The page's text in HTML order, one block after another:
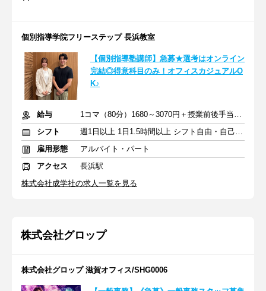
個別指導学院フリーステップ 長浜教室
【個別指導塾講師】急募★選考はオンライン
完結◎得意科目のみ！オフィスカジュアルO
K♪
給与
1コマ（80分）1680～3070円＋授業前後手当500円＋交通費全額支給
シフト
週1日以上 1日1.5時間以上 シフト自由・自己申告
雇用形態
アルバイト・パート
アクセス
長浜駅
株式会社成学社の求人一覧を見る
株式会社グロップ
株式会社グロップ 滋賀オフィス/SHG0006